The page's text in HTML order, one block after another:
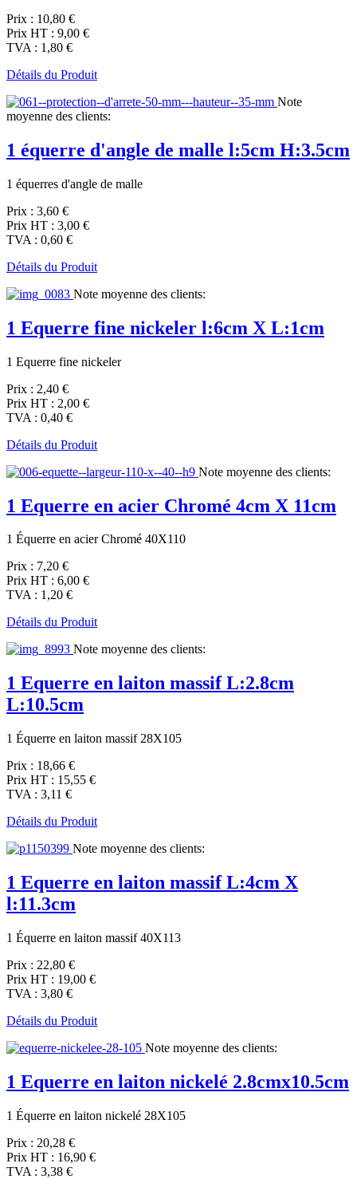
Prix : 10,80 €
Prix HT : 9,00 €
TVA : 1,80 €
Détails du Produit
Note
moyenne des clients:
1 équerre d'angle de malle l:5cm H:3.5cm
1 équerres d'angle de malle
Prix : 3,60 €
Prix HT : 3,00 €
TVA : 0,60 €
Détails du Produit
Note moyenne des clients:
1 Equerre fine nickeler l:6cm X L:1cm
1 Equerre fine nickeler
Prix : 2,40 €
Prix HT : 2,00 €
TVA : 0,40 €
Détails du Produit
Note moyenne des clients:
1 Equerre en acier Chromé 4cm X 11cm
1 Équerre en acier Chromé 40X110
Prix : 7,20 €
Prix HT : 6,00 €
TVA : 1,20 €
Détails du Produit
Note moyenne des clients:
1 Equerre en laiton massif L:2.8cm
L:10.5cm
1 Équerre en laiton massif 28X105
Prix : 18,66 €
Prix HT : 15,55 €
TVA : 3,11 €
Détails du Produit
Note moyenne des clients:
1 Equerre en laiton massif L:4cm X
l:11.3cm
1 Équerre en laiton massif 40X113
Prix : 22,80 €
Prix HT : 19,00 €
TVA : 3,80 €
Détails du Produit
Note moyenne des clients:
1 Equerre en laiton nickelé 2.8cmx10.5cm
1 Équerre en laiton nickelé 28X105
Prix : 20,28 €
Prix HT : 16,90 €
TVA : 3,38 €